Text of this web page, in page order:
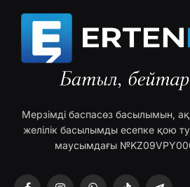
Мерзімді баспасөз басылымын,
желілік басылымды есепке қою
маусымдағы